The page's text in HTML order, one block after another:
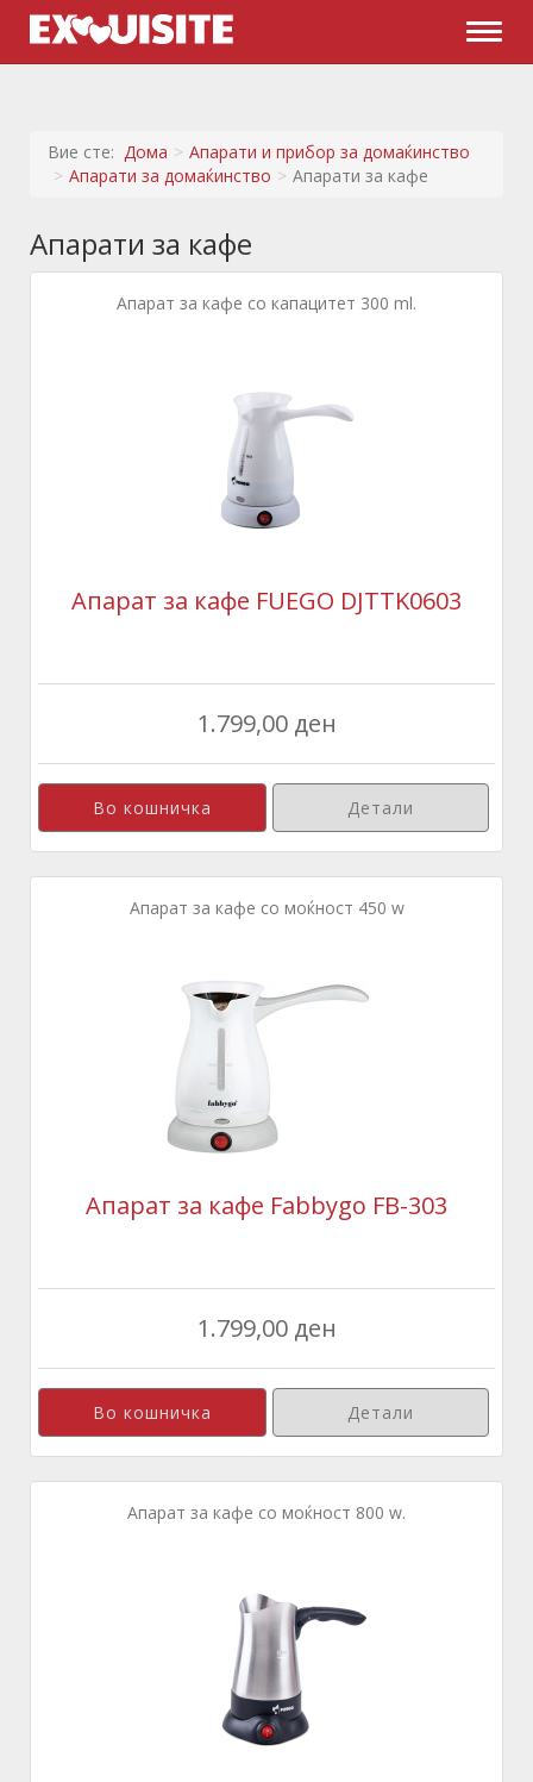
Вие сте: Дома
Апарати и прибор за домаќинство
Апарати за домаќинство
Апарати за кафе
Апарати за кафе
Апарат за кафе со капацитет 300 ml.
Апарат за кафе FUEGO DJTTK0603
1.799,00 ден
Детали
Апарат за кафе со моќност 450 w
Апарат за кафе Fabbygo FB-303
1.799,00 ден
Детали
Апарат за кафе со моќност 800 w.